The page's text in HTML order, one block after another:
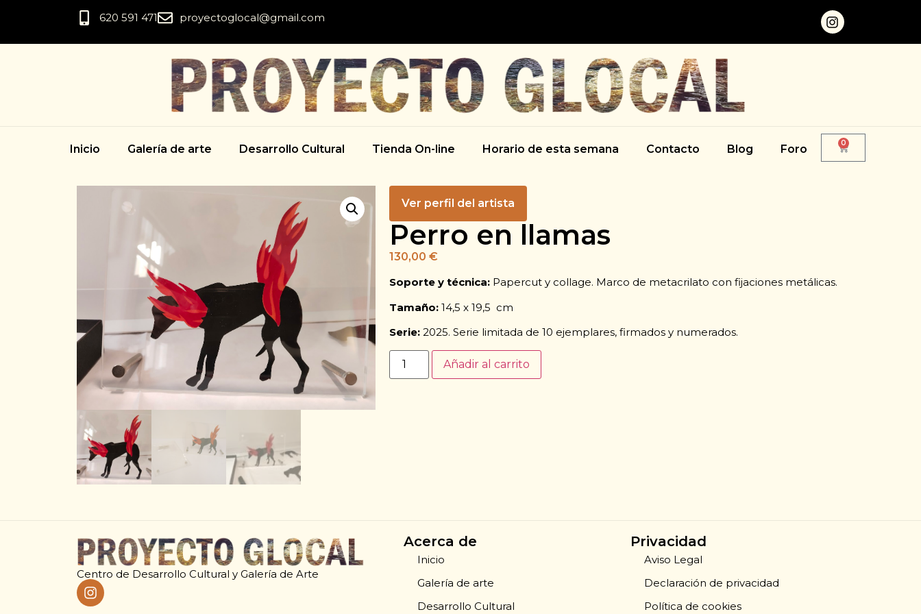
620 591 471 proyectoglocal@gmail.com
Inicio Galería de arte Desarrollo Cultural Tienda On-line Horario de esta semana Contacto Blog Foro 0
Ver perfil del artista
Perro en llamas
130,00 €
Soporte y técnica: Papercut y collage. Marco de metacrilato con fijaciones metálicas.
Tamaño: 14,5 x 19,5 cm
Serie: 2025. Serie limitada de 10 ejemplares, firmados y numerados.
Añadir al carrito
Centro de Desarrollo Cultural y Galería de Arte
Acerca de
Inicio
Galería de arte
Desarrollo Cultural
Privacidad
Aviso Legal
Declaración de privacidad
Política de cookies